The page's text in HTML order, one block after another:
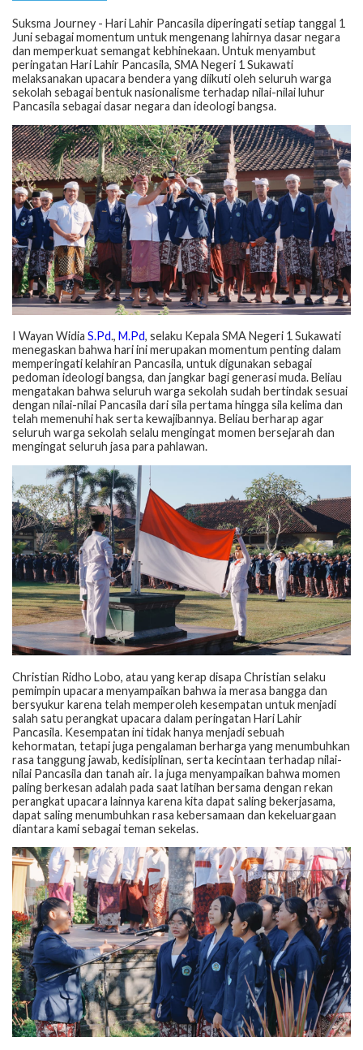
Suksma Journey - Hari Lahir Pancasila diperingati setiap tanggal 1
Juni sebagai momentum untuk mengenang lahirnya dasar negara
dan memperkuat semangat kebhinekaan. Untuk menyambut
peringatan Hari Lahir Pancasila, SMA Negeri 1 Sukawati
melaksanakan upacara bendera yang diikuti oleh seluruh warga
sekolah sebagai bentuk nasionalisme terhadap nilai-nilai luhur
Pancasila sebagai dasar negara dan ideologi bangsa.
I Wayan Widia S.Pd., M.Pd, selaku Kepala SMA Negeri 1 Sukawati
menegaskan bahwa hari ini merupakan momentum penting dalam
memperingati kelahiran Pancasila, untuk digunakan sebagai
pedoman ideologi bangsa, dan jangkar bagi generasi muda. Beliau
mengatakan bahwa seluruh warga sekolah sudah bertindak sesuai
dengan nilai-nilai Pancasila dari sila pertama hingga sila kelima dan
telah memenuhi hak serta kewajibannya. Beliau berharap agar
seluruh warga sekolah selalu mengingat momen bersejarah dan
mengingat seluruh jasa para pahlawan.
Christian Ridho Lobo, atau yang kerap disapa Christian selaku
pemimpin upacara menyampaikan bahwa ia merasa bangga dan
bersyukur karena telah memperoleh kesempatan untuk menjadi
salah satu perangkat upacara dalam peringatan Hari Lahir
Pancasila. Kesempatan ini tidak hanya menjadi sebuah
kehormatan, tetapi juga pengalaman berharga yang menumbuhkan
rasa tanggung jawab, kedisiplinan, serta kecintaan terhadap nilai-
nilai Pancasila dan tanah air. Ia juga menyampaikan bahwa momen
paling berkesan adalah pada saat latihan bersama dengan rekan
perangkat upacara lainnya karena kita dapat saling bekerjasama,
dapat saling menumbuhkan rasa kebersamaan dan kekeluargaan
diantara kami sebagai teman sekelas.